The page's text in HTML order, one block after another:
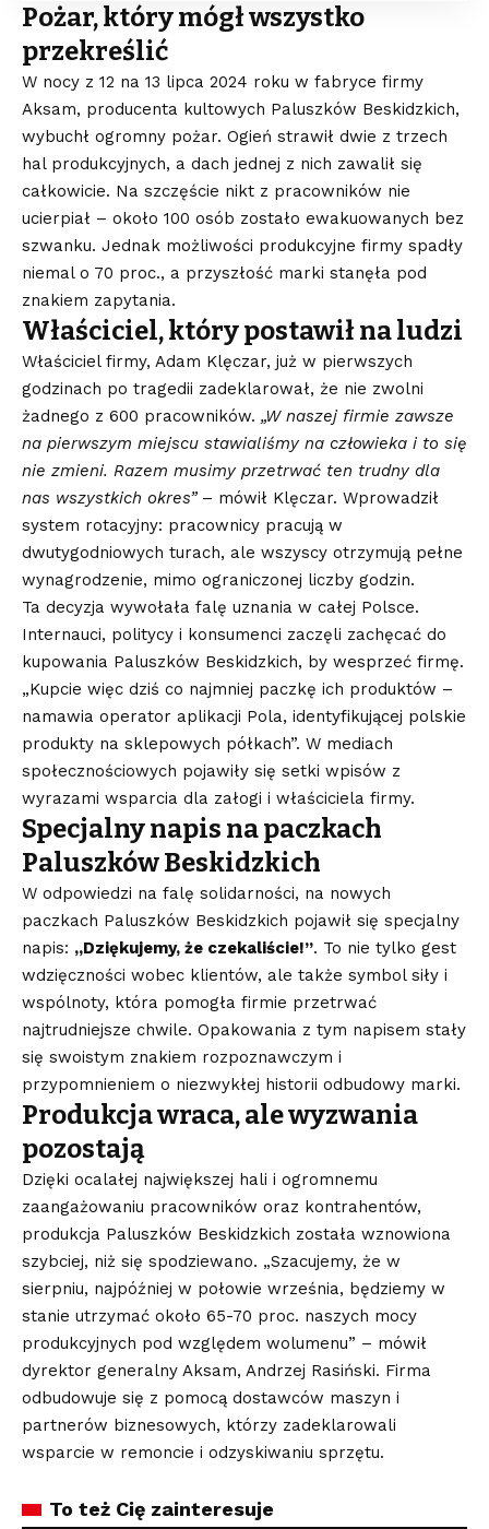
Pożar, który mógł wszystko
przekreślić
W nocy z 12 na 13 lipca 2024 roku w fabryce firmy
Aksam, producenta kultowych Paluszków Beskidzkich,
wybuchł ogromny pożar. Ogień strawił dwie z trzech
hal produkcyjnych, a dach jednej z nich zawalił się
całkowicie. Na szczęście nikt z pracowników nie
ucierpiał – około 100 osób zostało ewakuowanych bez
szwanku. Jednak możliwości produkcyjne firmy spadły
niemal o 70 proc., a przyszłość marki stanęła pod
znakiem zapytania.
Właściciel, który postawił na ludzi
Właściciel firmy, Adam Klęczar, już w pierwszych
godzinach po tragedii zadeklarował, że nie zwolni
żadnego z 600 pracowników. „W naszej firmie zawsze
na pierwszym miejscu stawialiśmy na człowieka i to się
nie zmieni. Razem musimy przetrwać ten trudny dla
nas wszystkich okres”– mówił Klęczar. Wprowadził
system rotacyjny: pracownicy pracują w
dwutygodniowych turach, ale wszyscy otrzymują pełne
wynagrodzenie, mimo ograniczonej liczby godzin.
Ta decyzja wywołała falę uznania w całej Polsce.
Internauci, politycy i konsumenci zaczęli zachęcać do
kupowania Paluszków Beskidzkich, by wesprzeć firmę.
„Kupcie więc dziś co najmniej paczkę ich produktów –
namawia operator aplikacji Pola, identyfikującej polskie
produkty na sklepowych półkach”. W mediach
społecznościowych pojawiły się setki wpisów z
wyrazami wsparcia dla załogi i właściciela firmy.
Specjalny napis na paczkach
Paluszków Beskidzkich
W odpowiedzi na falę solidarności, na nowych
paczkach Paluszków Beskidzkich pojawił się specjalny
napis: „Dziękujemy, że czekaliście!”. To nie tylko gest
wdzięczności wobec klientów, ale także symbol siły i
wspólnoty, która pomogła firmie przetrwać
najtrudniejsze chwile. Opakowania z tym napisem stały
się swoistym znakiem rozpoznawczym i
przypomnieniem o niezwykłej historii odbudowy marki.
Produkcja wraca, ale wyzwania
pozostają
Dzięki ocalałej największej hali i ogromnemu
zaangażowaniu pracowników oraz kontrahentów,
produkcja Paluszków Beskidzkich została wznowiona
szybciej, niż się spodziewano. „Szacujemy, że w
sierpniu, najpóźniej w połowie września, będziemy w
stanie utrzymać około 65-70 proc. naszych mocy
produkcyjnych pod względem wolumenu” – mówił
dyrektor generalny Aksam, Andrzej Rasiński. Firma
odbudowuje się z pomocą dostawców maszyn i
partnerów biznesowych, którzy zadeklarowali
wsparcie w remoncie i odzyskiwaniu sprzętu.
To też Cię zainteresuje